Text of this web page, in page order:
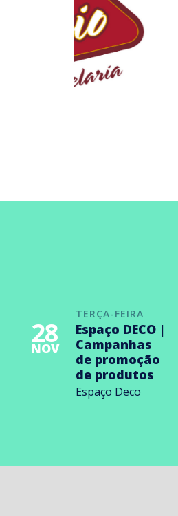
TERÇA-FEIRA
28
NOV
Espaço DECO |
Campanhas
de promoção
de produtos
Espaço Deco